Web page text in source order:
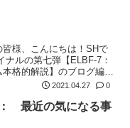
様、こんにちは！SHで
ルの第七弾【ELBF-7：
格的解説】のブログ編集
2021.04.27 0
最近の気になる事